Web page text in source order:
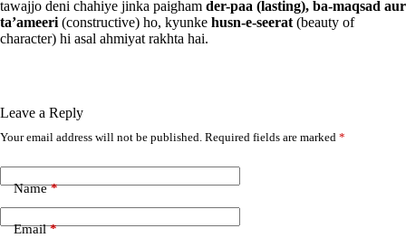
tawajjo deni chahiye jinka paigham der-paa (lasting), ba-maqsad aur
ta’ameeri (constructive) ho, kyunke husn-e-seerat (beauty of
character) hi asal ahmiyat rakhta hai.
Leave a Reply
Your email address will not be published. Required fields are marked *
Name*
Email*
A
t
e